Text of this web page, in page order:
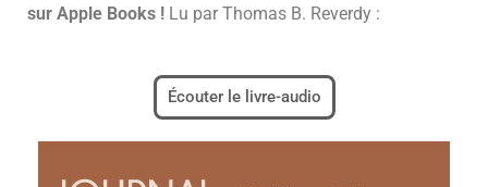
sur Apple Books ! Lu par Thomas B. Reverdy :
Écouter le livre-audio